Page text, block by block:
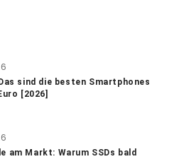
sind die besten Smartphones
[2026]
am Markt: Warum SSDs bald